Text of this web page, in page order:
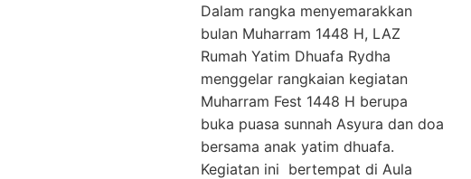
Dalam rangka menyemarakkan
bulan Muharram 1448 H, LAZ
Rumah Yatim Dhuafa Rydha
menggelar rangkaian kegiatan
Muharram Fest 1448 H berupa
buka puasa sunnah Asyura dan doa
bersama anak yatim dhuafa.
Kegiatan ini bertempat di Aula